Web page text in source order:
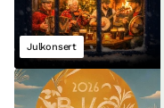
Julkonsert